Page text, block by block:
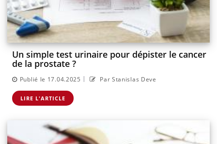
Un simple test urinaire pour dépister le cancer
de la prostate ?
Publié le 17.04.2025 | Par Stanislas Deve
LIRE L'ARTICLE